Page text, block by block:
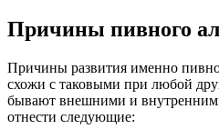
Причины пивного
Причины развития именно
схожи с таковыми при любой
бывают внешними и
отнести следующие: